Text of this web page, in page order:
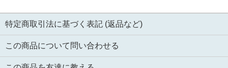
特定商取引法に基づく表記 (返品など)
この商品について問い合わせる